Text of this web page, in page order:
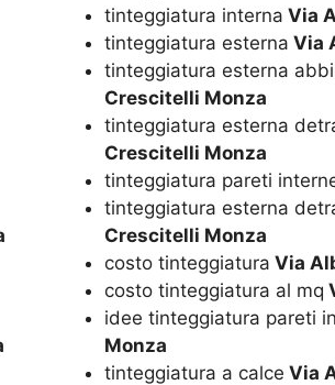
tinteggiatura interna Via
tinteggiatura esterna Via
tinteggiatura esterna
Crescitelli Monza
tinteggiatura esterna
Crescitelli Monza
tinteggiatura pareti
tinteggiatura esterna
Crescitelli Monza
costo tinteggiatura Via
costo tinteggiatura al mq
idee tinteggiatura pareti
Monza
tinteggiatura a calce Via